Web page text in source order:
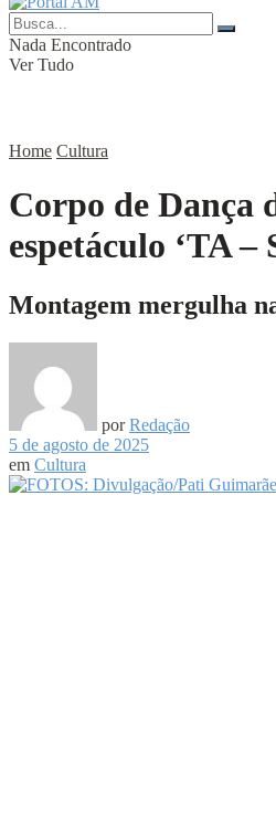
Nada Encontrado
Ver Tudo
Home Cultura
Corpo de Dança
espetáculo ‘TA –
Montagem mergulha
por Redação
5 de agosto de 2025
em Cultura